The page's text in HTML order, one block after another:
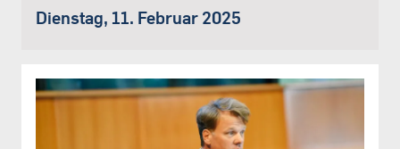
Dienstag, 11. Februar 2025